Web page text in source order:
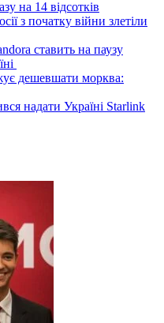
на 14 відсотків
з початку війни злетіли
ставить на паузу
дешевшати морква:
надати Україні Starlink